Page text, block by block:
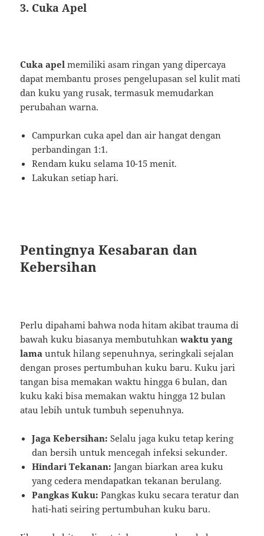
3. Cuka Apel
Cuka apel memiliki asam ringan yang dipercaya
dapat membantu proses pengelupasan sel kulit mati
dan kuku yang rusak, termasuk memudarkan
perubahan warna.
Campurkan cuka apel dan air hangat dengan
perbandingan 1:1.
Rendam kuku selama 10-15 menit.
Lakukan setiap hari.
Pentingnya Kesabaran dan
Kebersihan
Perlu dipahami bahwa noda hitam akibat trauma di
bawah kuku biasanya membutuhkanwaktu yang
lama untuk hilang sepenuhnya, seringkali sejalan
dengan proses pertumbuhan kuku baru. Kuku jari
tangan bisa memakan waktu hingga 6 bulan, dan
kuku kaki bisa memakan waktu hingga 12 bulan
atau lebih untuk tumbuh sepenuhnya.
Jaga Kebersihan: Selalu jaga kuku tetap kering
dan bersih untuk mencegah infeksi sekunder.
Hindari Tekanan: Jangan biarkan area kuku
yang cedera mendapatkan tekanan berulang.
Pangkas Kuku: Pangkas kuku secara teratur dan
hati-hati seiring pertumbuhan kuku baru.